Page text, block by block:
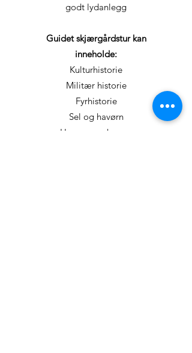
godt lydanlegg
Guidet skjærgårdstur kan
inneholde:
Kulturhistorie
Militær historie
Fyrhistorie
Sel og havørn
Humor og skrøner